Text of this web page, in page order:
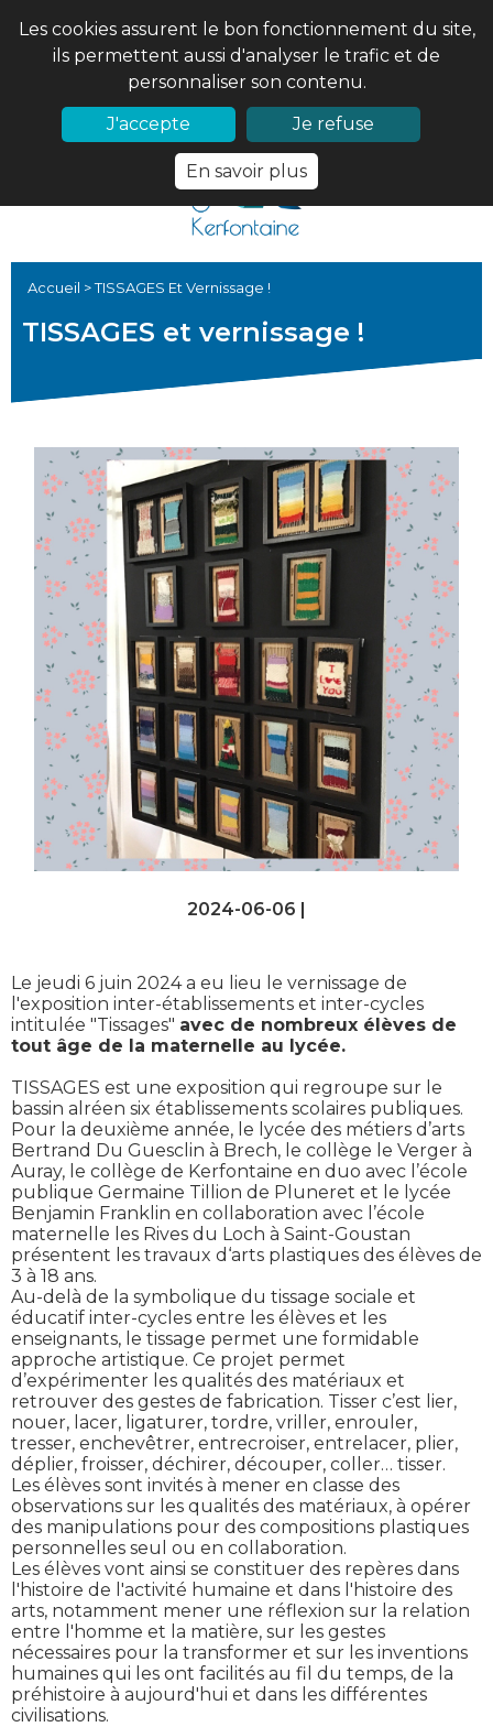
Les cookies assurent le bon fonctionnement du site,
ils permettent aussi d'analyser le trafic et de
personnaliser son contenu.
J'accepte
Je refuse
En savoir plus
02 97 56 61 18
Accueil >TISSAGES Et Vernissage !
TISSAGES et vernissage !
2024-06-06 |
Le jeudi 6 juin 2024 a eu lieu le vernissage de
l'exposition inter-établissements et inter-cycles
intitulée "Tissages" avec de nombreux élèves de
tout âge de la maternelle au lycée.
TISSAGES est une exposition qui regroupe sur le
bassin alréen six établissements scolaires publiques.
Pour la deuxième année, le lycée des métiers d’arts
Bertrand Du Guesclin à Brech, le collège le Verger à
Auray, le collège de Kerfontaine en duo avec l’école
publique Germaine Tillion de Pluneret et le lycée
Benjamin Franklin en collaboration avec l’école
maternelle les Rives du Loch à Saint-Goustan
présentent les travaux d‘arts plastiques des élèves de
3 à 18 ans.
Au-delà de la symbolique du tissage sociale et
éducatif inter-cycles entre les élèves et les
enseignants, le tissage permet une formidable
approche artistique. Ce projet permet
d’expérimenter les qualités des matériaux et
retrouver des gestes de fabrication. Tisser c’est lier,
nouer, lacer, ligaturer, tordre, vriller, enrouler,
tresser, enchevêtrer, entrecroiser, entrelacer, plier,
déplier, froisser, déchirer, découper, coller… tisser.
Les élèves sont invités à mener en classe des
observations sur les qualités des matériaux, à opérer
des manipulations pour des compositions plastiques
personnelles seul ou en collaboration.
Les élèves vont ainsi se constituer des repères dans
l'histoire de l'activité humaine et dans l'histoire des
arts, notamment mener une réflexion sur la relation
entre l'homme et la matière, sur les gestes
nécessaires pour la transformer et sur les inventions
humaines qui les ont facilités au fil du temps, de la
préhistoire à aujourd'hui et dans les différentes
civilisations.